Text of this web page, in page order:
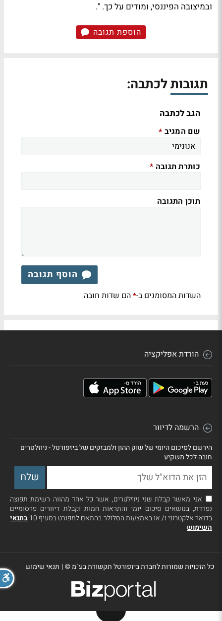
ובמיצובה הפיננסי, ומודים על כך. ".
הוספת תגובה
תגובות לכתבה:
הגב לכתבה
שם המגיב *
כותרת תגובה *
תוכן התגובה
הוסף תגובה
השדות המסומנים ב-*הם שדות חובה
הורדת אפליקציה
הרשמה לדיוור
הירשם לסיכום היומי של שוק ההון ולמבזקים של ביזפורטל - ניוזלטרים
חובה לכל משקיע
אני מאשר קבלת שני ניוזלטרים, אשר כל אחד מהווה רשימת תפוצה
נפרדת, בנושאים סיכום יומי והתראות חמות וקבלת דיוורים פרסומיים
בדואר אלקטרוני ו/ או באמצעות הסלולר בהתאם למפורט בסעיף 10
בתנאי
השימוש
כל הזכויות שמורות לחברת ביזפורטל תקשורת בע"מ ©| תנאי שימוש